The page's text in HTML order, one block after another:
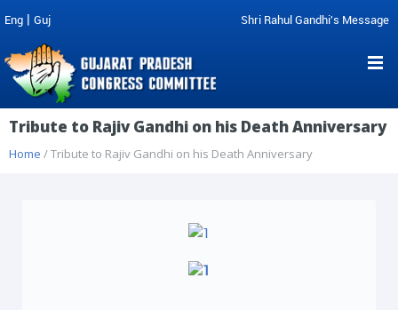
Eng | Guj Shri Rahul Gandhi's Message
Tribute to Rajiv Gandhi on his Death Anniversary
Home / Tribute to Rajiv Gandhi on his Death Anniversary